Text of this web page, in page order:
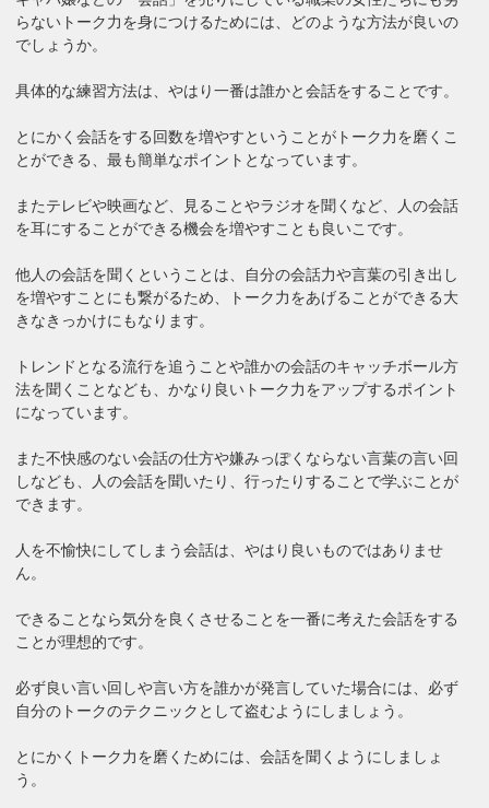
らないトーク力を身につけるためには、どのような方法が良いの
でしょうか。
具体的な練習方法は、やはり一番は誰かと会話をすることです。
とにかく会話をする回数を増やすということがトーク力を磨くこ
とができる、最も簡単なポイントとなっています。
またテレビや映画など、見ることやラジオを聞くなど、人の会話
を耳にすることができる機会を増やすことも良いこです。
他人の会話を聞くということは、自分の会話力や言葉の引き出し
を増やすことにも繋がるため、トーク力をあげることができる大
きなきっかけにもなります。
トレンドとなる流行を追うことや誰かの会話のキャッチボール方
法を聞くことなども、かなり良いトーク力をアップするポイント
になっています。
また不快感のない会話の仕方や嫌みっぽくならない言葉の言い回
しなども、人の会話を聞いたり、行ったりすることで学ぶことが
できます。
人を不愉快にしてしまう会話は、やはり良いものではありませ
ん。
できることなら気分を良くさせることを一番に考えた会話をする
ことが理想的です。
必ず良い言い回しや言い方を誰かが発言していた場合には、必ず
自分のトークのテクニックとして盗むようにしましょう。
とにかくトーク力を磨くためには、会話を聞くようにしましょ
う。